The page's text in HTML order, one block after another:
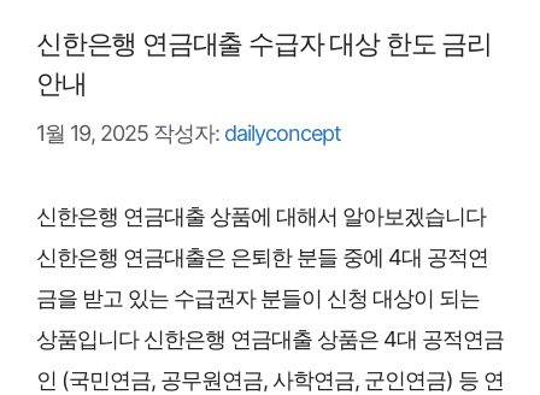
신한은행 연금대출 수급자 대상 한도 금리
안내
1월 19, 2025 작성자: dailyconcept
신한은행 연금대출 상품에 대해서 알아보겠습니다
신한은행 연금대출은 은퇴한 분들 중에 4대 공적연
금을 받고 있는 수급권자 분들이 신청 대상이 되는
상품입니다 신한은행 연금대출 상품은 4대 공적연금
인 (국민연금, 공무원연금, 사학연금, 군인연금) 등 연